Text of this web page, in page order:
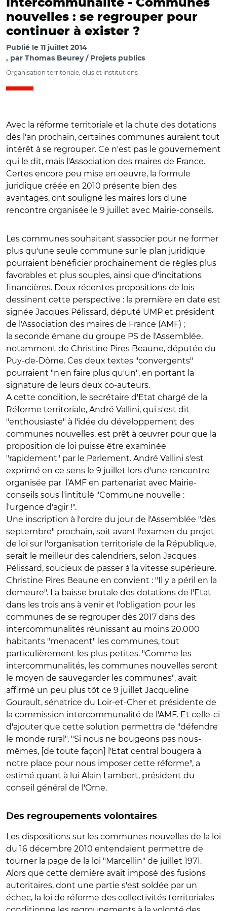
Intercommunalité - Communes
nouvelles : se regrouper pour
continuer à exister ?
Publié le 11 juillet 2014
par Thomas Beurey / Projets publics
Organisation territoriale, élus et institutions
Avec la réforme territoriale et la chute des dotations
dès l'an prochain, certaines communes auraient tout
intérêt à se regrouper. Ce n'est pas le gouvernement
qui le dit, mais l'Association des maires de France.
Certes encore peu mise en oeuvre, la formule
juridique créée en 2010 présente bien des
avantages, ont souligné les maires lors d'une
rencontre organisée le 9 juillet avec Mairie-conseils.
Les communes souhaitant s'associer pour ne former
plus qu'une seule commune sur le plan juridique
pourraient bénéficier prochainement de règles plus
favorables et plus souples, ainsi que d'incitations
financières. Deux récentes propositions de lois
dessinent cette perspective : la première en date est
signée Jacques Pélissard, député UMP et président
de l'Association des maires de France (AMF) ;
la seconde émane du groupe PS de l'Assemblée,
notamment de Christine Pires Beaune, députée du
Puy-de-Dôme. Ces deux textes "convergents"
pourraient "n'en faire plus qu'un", en portant la
signature de leurs deux co-auteurs.
A cette condition, le secrétaire d'Etat chargé de la
Réforme territoriale, André Vallini, qui s'est dit
"enthousiaste" à l'idée du développement des
communes nouvelles, est prêt à œuvrer pour que la
proposition de loi puisse être examinée
"rapidement" par le Parlement. André Vallini s'est
exprimé en ce sens le 9 juillet lors d'une rencontre
organisée par l’AMF en partenariat avec Mairie-
conseils sous l'intitulé "Commune nouvelle :
l'urgence d'agir !".
Une inscription à l'ordre du jour de l'Assemblée "dès
septembre" prochain, soit avant l'examen du projet
de loi sur l'organisation territoriale de la République,
serait le meilleur des calendriers, selon Jacques
Pélissard, soucieux de passer à la vitesse supérieure.
Christine Pires Beaune en convient : "Il y a péril en la
demeure". La baisse brutale des dotations de l'Etat
dans les trois ans à venir et l'obligation pour les
communes de se regrouper dès 2017 dans des
intercommunalités réunissant au moins 20.000
habitants "menacent" les communes, tout
particulièrement les plus petites. "Comme les
intercommunalités, les communes nouvelles seront
le moyen de sauvegarder les communes", avait
affirmé un peu plus tôt ce 9 juillet Jacqueline
Gourault, sénatrice du Loir-et-Cher et présidente de
la commission intercommunalité de l'AMF. Et celle-ci
d'ajouter que cette solution permettra de "défendre
le monde rural". "Si nous ne bougeons pas nous-
mêmes, [de toute façon] l'Etat central bougera à
notre place pour nous imposer cette réforme", a
estimé quant à lui Alain Lambert, président du
conseil général de l'Orne.
Des regroupements volontaires
Les dispositions sur les communes nouvelles de la loi
du 16 décembre 2010 entendaient permettre de
tourner la page de la loi "Marcellin" de juillet 1971.
Alors que cette dernière avait imposé des fusions
autoritaires, dont une partie s'est soldée par un
échec, la loi de réforme des collectivités territoriales